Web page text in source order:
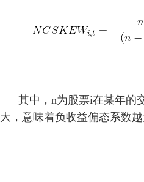
其中，n为股票i在某年的
大，意味着负收益偏态系数